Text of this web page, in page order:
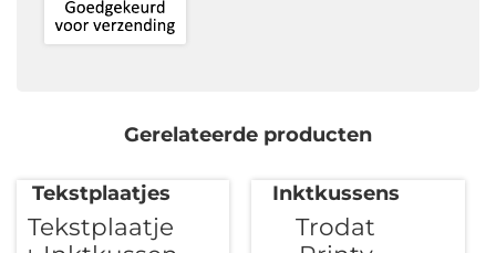
Gerelateerde producten
Tekstplaatjes
Tekstplaatje
Inktkussens
Trodat